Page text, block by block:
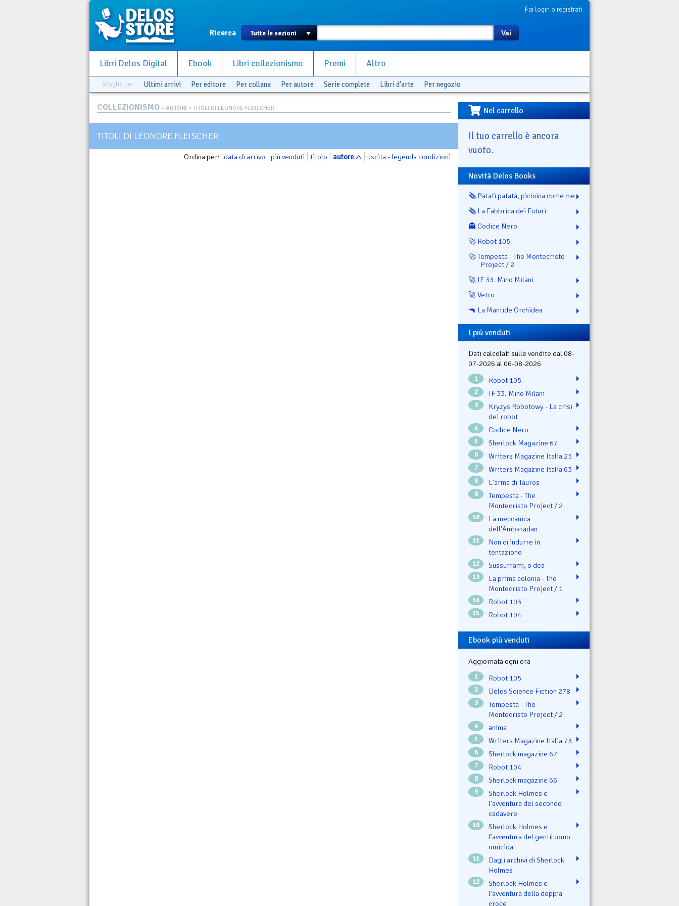
Fai login o registrati
Ricerca Vai
Libri Delos Digital Ebook Libri collezionismo Premi Altro
Sfoglia per Ultimi arrivi Per editore Per collana Per autore Serie complete Libri d'arte Per negozio
COLLEZIONISMO > AUTORI > TITOLI DI LEONORE FLEISCHER
TITOLI DI LEONORE FLEISCHER
Ordina per: data di arrivo più venduti titolo autore uscita-legenda condizioni
Nel carrello
Il tuo carrello è ancora
vuoto.
Novità Delos Books
🗞️ Patatì patatà, picinina come me
🗞️ La Fabbrica dei Futuri
👻 Codice Nero
🚀 Robot 105
🚀 Tempesta - The Montecristo
Project / 2
🚀 IF 33. Mino Milani
🚀 Vetro
🔫 La Mantide Orchidea
I più venduti
Dati calcolati sulle vendite dal 08-
07-2026 al 06-08-2026
1 Robot 105
2 IF 33. Mino Milani
3
Kryzys Robotowy - La crisi
dei robot
4 Codice Nero
5 Sherlock Magazine 67
6 Writers Magazine Italia 25
7 Writers Magazine Italia 63
8 L'arma di Tauros
9
Tempesta - The
Montecristo Project / 2
10
La meccanica
dell'Ambaradan
11
Non ci indurre in
tentazione
12 Sussurrami, o dea
13
La prima colonia - The
Montecristo Project / 1
14 Robot 103
15 Robot 104
Ebook più venduti
Aggiornata ogni ora
1 Robot 105
2 Delos Science Fiction 278
3
Tempesta - The
Montecristo Project / 2
4 ənima
5 Writers Magazine Italia 73
6 Sherlock magazine 67
7 Robot 104
8 Sherlock magazine 66
9
Sherlock Holmes e
l'avventura del secondo
cadavere
10
Sherlock Holmes e
l’avventura del gentiluomo
omicida
11
Dagli archivi di Sherlock
Holmes
12
Sherlock Holmes e
l’avventura della doppia
croce